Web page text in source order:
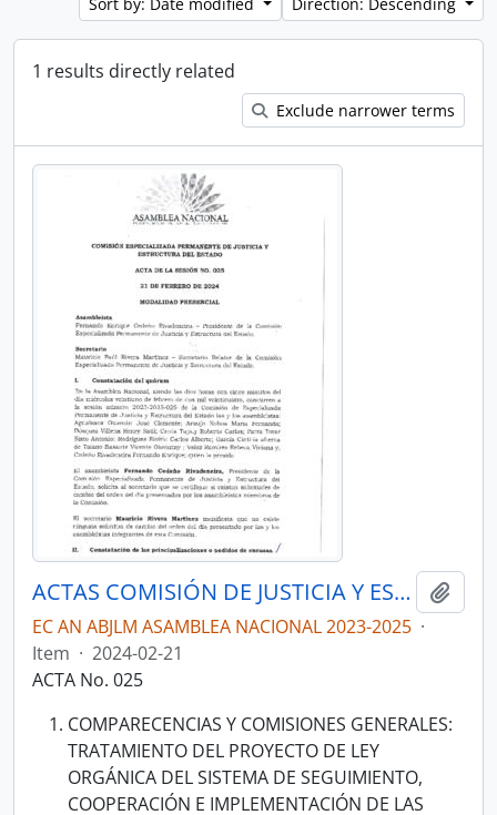
1 results directly related
Exclude narrower terms
ACTAS COMISIÓN DE JUSTICIA Y ESTRUCTURA DEL ESTADO 2023-2025
EC AN ABJLM ASAMBLEA NACIONAL 2023-2025 ·
Item · 2024-02-21
ACTA No. 025
COMPARECENCIAS Y COMISIONES GENERALES:
TRATAMIENTO DEL PROYECTO DE LEY
ORGÁNICA DEL SISTEMA DE SEGUIMIENTO,
COOPERACIÓN E IMPLEMENTACIÓN DE LAS